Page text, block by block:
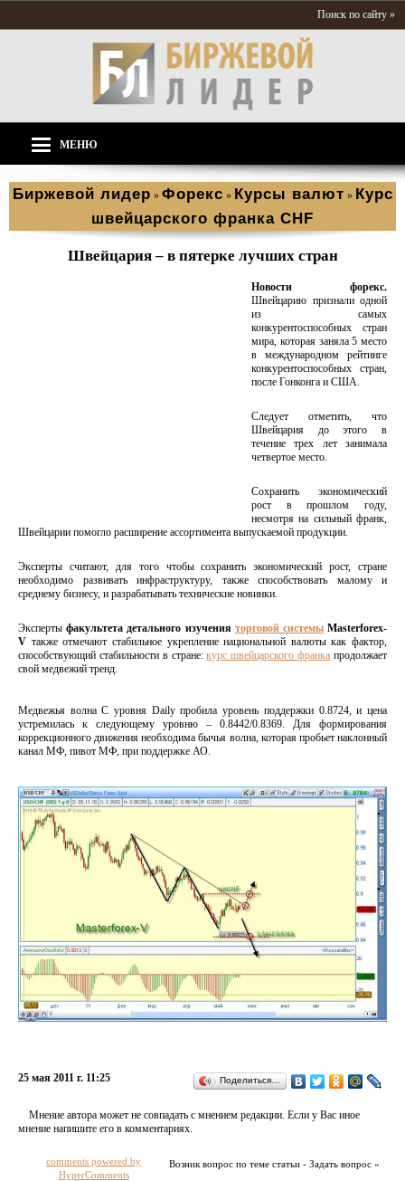
Поиск по сайту »
МЕНЮ
Биржевой лидер » Форекс » Курсы валют » Курс
швейцарского франка CHF
Швейцария – в пятерке лучших стран
Новости форекс.
Швейцарию признали одной
из самых
конкурентоспособных стран
мира, которая заняла 5 место
в международном рейтинге
конкурентоспособных стран,
после Гонконга и США.
Следует отметить, что
Швейцария до этого в
течение трех лет занимала
четвертое место.
Сохранить экономический
рост в прошлом году,
несмотря на сильный франк,
Швейцарии помогло расширение ассортимента выпускаемой продукции.
Эксперты считают, для того чтобы сохранить экономический рост, стране
необходимо развивать инфраструктуру, также способствовать малому и
среднему бизнесу, и разрабатывать технические новинки.
Экспертыфакультета детального изучения торговой системыMasterforex-
V также отмечают стабильное укрепление национальной валюты как фактор,
способствующий стабильности в стране:курс швейцарского франка продолжает
свой медвежий тренд.
Медвежья волна С уровня Daily пробила уровень поддержки 0.8724, и цена
устремилась к следующему уровню – 0.8442/0.8369. Для формирования
коррекционного движения необходима бычья волна, которая пробьет наклонный
канал МФ, пивот МФ, при поддержке АО.
25 мая 2011 г. 11:25 Поделиться…
Мнение автора может не совпадать с мнением редакции. Если у Вас иное
мнение напишите его в комментариях.
Возник вопрос по теме статьи - Задать вопрос »
comments powered by
HyperComments